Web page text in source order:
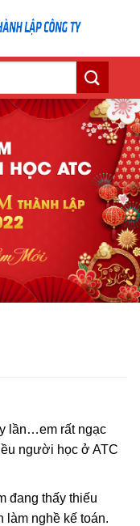
lần…em rất ngạc
người học ở ATC
đang thấy thiếu
làm nghề kế toán.